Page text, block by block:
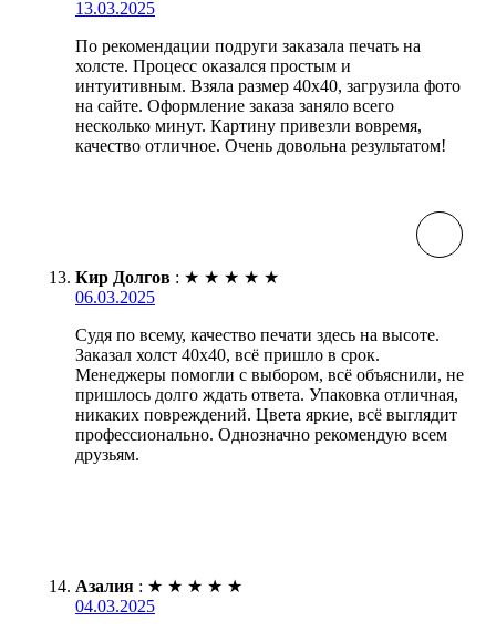
13.03.2025
По рекомендации подруги заказала печать на
холсте. Процесс оказался простым и
интуитивным. Взяла размер 40х40, загрузила фото
на сайте. Оформление заказа заняло всего
несколько минут. Картину привезли вовремя,
качество отличное. Очень довольна результатом!
Кир Долгов : ★ ★ ★ ★ ★
06.03.2025
Судя по всему, качество печати здесь на высоте.
Заказал холст 40х40, всё пришло в срок.
Менеджеры помогли с выбором, всё объяснили, не
пришлось долго ждать ответа. Упаковка отличная,
никаких повреждений. Цвета яркие, всё выглядит
профессионально. Однозначно рекомендую всем
друзьям.
Азалия : ★ ★ ★ ★ ★
04.03.2025